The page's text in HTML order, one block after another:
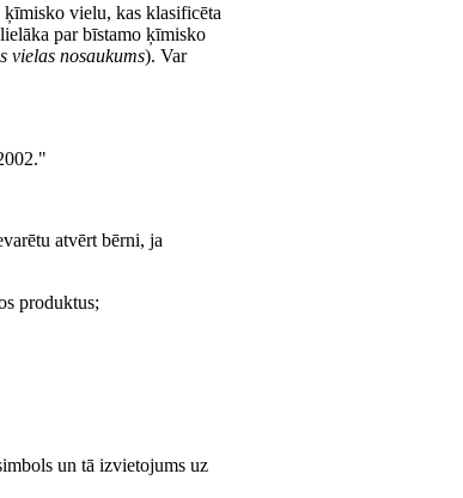
vielu, kas klasificēta
par bīstamo ķīmisko
vielas nosaukums). Var
atvērt bērni, ja
produktus;
un tā izvietojums uz